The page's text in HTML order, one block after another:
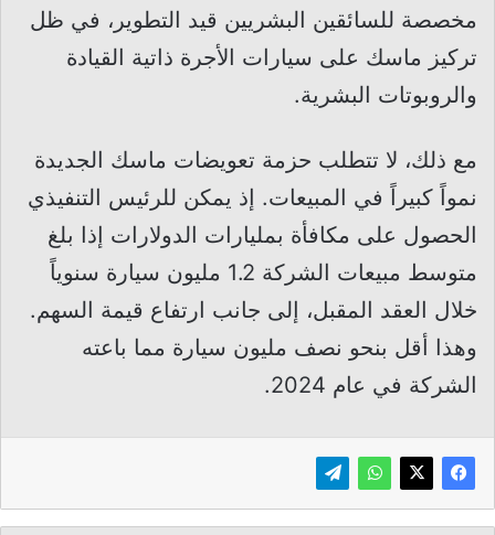
مخصصة للسائقين البشريين قيد التطوير، في ظل
تركيز ماسك على سيارات الأجرة ذاتية القيادة
والروبوتات البشرية.
مع ذلك، لا تتطلب حزمة تعويضات ماسك الجديدة
نمواً كبيراً في المبيعات. إذ يمكن للرئيس التنفيذي
الحصول على مكافأة بمليارات الدولارات إذا بلغ
متوسط مبيعات الشركة 1.2 مليون سيارة سنوياً
خلال العقد المقبل، إلى جانب ارتفاع قيمة السهم.
وهذا أقل بنحو نصف مليون سيارة مما باعته
الشركة في عام 2024.